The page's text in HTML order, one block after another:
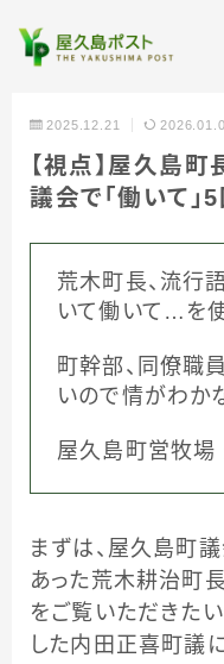
全記事カテゴリー
私たちについて
受賞・報道
情報提供
2025.12.21
【視点】屋久島
議会で「働いて
荒木町長、流行
いて働いて…を
町幹部、同僚職
いので情がわか
屋久島町営牧
まずは、屋久島町
あった荒木耕治町
をご覧いただきた
した内田正喜町議